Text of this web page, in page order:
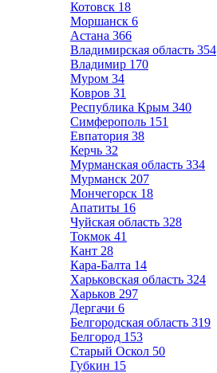
Котовск 18
Моршанск 6
Астана 366
Владимирская область 354
Владимир 170
Муром 34
Ковров 31
Республика Крым 340
Симферополь 151
Евпатория 38
Керчь 32
Мурманская область 334
Мурманск 207
Мончегорск 18
Апатиты 16
Чуйская область 328
Токмок 41
Кант 28
Кара-Балта 14
Харьковская область 324
Харьков 297
Дергачи 6
Белгородская область 319
Белгород 153
Старый Оскол 50
Губкин 15